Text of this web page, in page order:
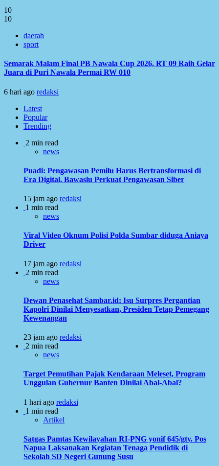
10
10
daerah
sport
Semarak Malam Final PB Nawala Cup 2026, RT 09 Raih Gelar
Juara di Puri Nawala Permai RW 010
6 hari ago redaksi
Latest
Popular
Trending
2 min read
news
Puadi: Pengawasan Pemilu Harus Bertransformasi di
Era Digital, Bawaslu Perkuat Pengawasan Siber
15 jam ago redaksi
1 min read
news
Viral Video Oknum Polisi Polda Sumbar diduga Aniaya
Driver
17 jam ago redaksi
2 min read
news
Dewan Penasehat Sambar.id: Isu Surpres Pergantian
Kapolri Dinilai Menyesatkan, Presiden Tetap Pemegang
Kewenangan
23 jam ago redaksi
2 min read
news
Target Pemutihan Pajak Kendaraan Meleset, Program
Unggulan Gubernur Banten Dinilai Abal-Abal?
1 hari ago redaksi
1 min read
Artikel
Satgas Pamtas Kewilayahan RI-PNG yonif 645/gty. Pos
Napua Laksanakan Kegiatan Tenaga Pendidik di
Sekolah SD Negeri Gunung Susu